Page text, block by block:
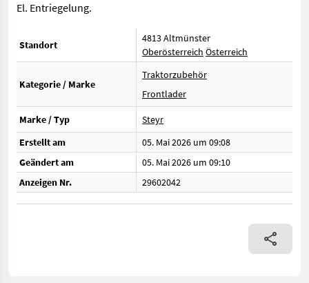
El. Entriegelung.
Standort
4813 Altmünster
Oberösterreich Österreich
Kategorie / Marke
Traktorzubehör
Frontlader
Marke / Typ
Steyr
Erstellt am
05. Mai 2026 um 09:08
Geändert am
05. Mai 2026 um 09:10
Anzeigen Nr.
29602042